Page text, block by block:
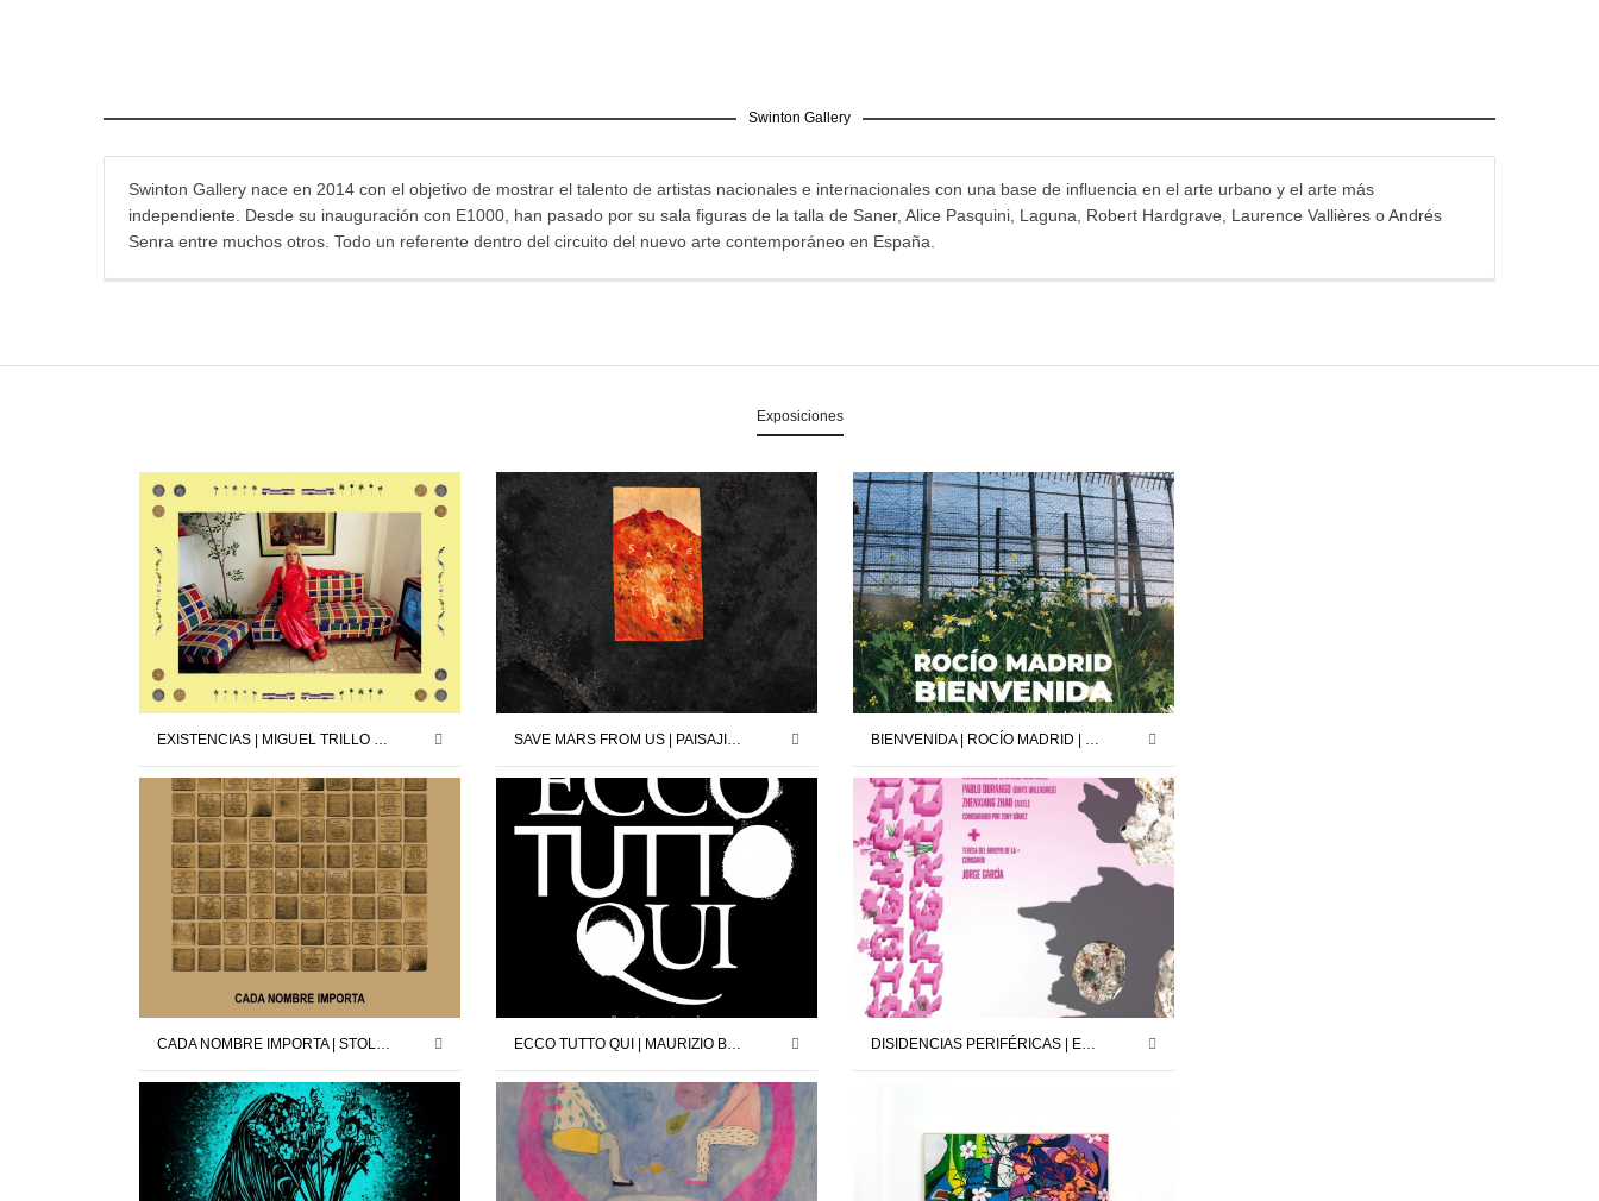
Swinton Gallery
Swinton Gallery nace en 2014 con el objetivo de mostrar el talento de artistas nacionales e internacionales con una base de influencia en el arte urbano y el arte más
independiente. Desde su inauguración con E1000, han pasado por su sala figuras de la talla de Saner, Alice Pasquini, Laguna, Robert Hardgrave, Laurence Vallières o Andrés
Senra entre muchos otros. Todo un referente dentro del circuito del nuevo arte contemporáneo en España.
Exposiciones
CADA NOMBRE IMPORTA | STOLPERSTEINE MADRID X DAVID CÁRDENAS | 12.09.25 – 11.10.25 ECCO TUTTO QUI | MAURIZIO BATTAGLIA | COMISARIO : JORDI PALLARÈS | 26.04.25 – 24.05.25 DISIDENCIAS PERIFÉRICAS | EXPOSICIÓN COLECTIVA | NIGREDO.TV | 28.02.25 – 20.03.25